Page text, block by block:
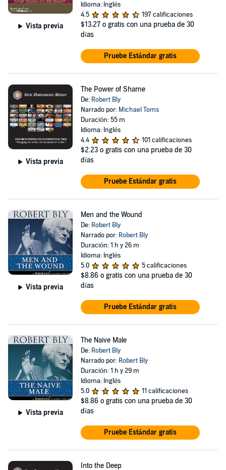
Vista previa
Idioma: Inglés
4.5
197 calificaciones
$13.27 o gratis con una prueba de 30
días
Pruebe Estándar gratis
Vista previa
The Power of Shame
De: Robert Bly
Narrado por: Michael Toms
Duración: 55 m
Idioma: Inglés
4.4
101 calificaciones
$2.23 o gratis con una prueba de 30
días
Pruebe Estándar gratis
Vista previa
Men and the Wound
De: Robert Bly
Narrado por: Robert Bly
Duración: 1 h y 26 m
Idioma: Inglés
5.0
5 calificaciones
$8.86 o gratis con una prueba de 30
días
Pruebe Estándar gratis
Vista previa
The Naive Male
De: Robert Bly
Narrado por: Robert Bly
Duración: 1 h y 29 m
Idioma: Inglés
5.0
11 calificaciones
$8.86 o gratis con una prueba de 30
días
Pruebe Estándar gratis
Into the Deep